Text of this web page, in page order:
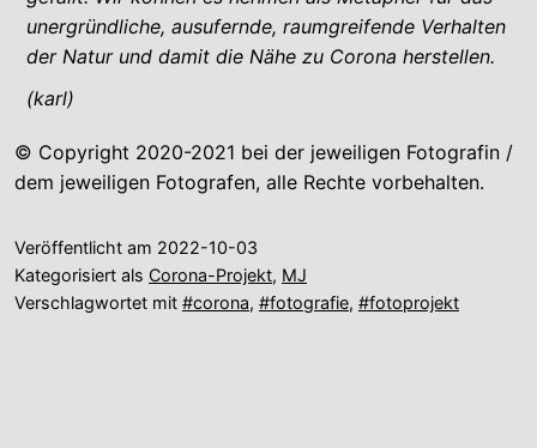
unergründliche, ausufernde, raumgreifende Verhalten
der Natur und damit die Nähe zu Corona herstellen.
(karl)
© Copyright 2020-2021 bei der jeweiligen Fotografin /
dem jeweiligen Fotografen, alle Rechte vorbehalten.
Veröffentlicht am 2022-10-03
Kategorisiert als Corona-Projekt, MJ
Verschlagwortet mit #corona, #fotografie, #fotoprojekt